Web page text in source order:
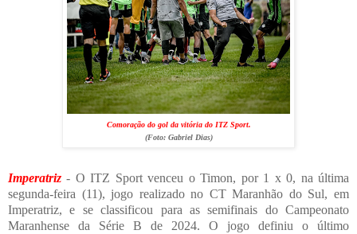
Comoração do gol da vitória do ITZ Sport.
(Foto: Gabriel Dias)
Imperatriz - O ITZ Sport venceu o Timon, por 1 x 0, na última
segunda-feira (11), jogo realizado no CT Maranhão do Sul, em
Imperatriz, e se classificou para as semifinais do Campeonato
Maranhense da Série B de 2024. O jogo definiu o último